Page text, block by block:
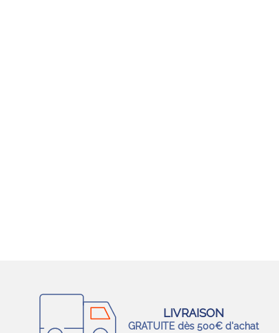
LIVRAISON
GRATUITE dès 500€ d'achat